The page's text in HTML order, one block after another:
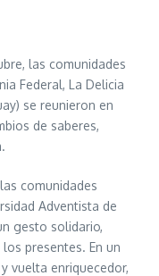
las comunidades
Federal, La Delicia
se reunieron en
de saberes,
comunidades
Adventista de
gesto solidario,
presentes. En un
vuelta enriquecedor,